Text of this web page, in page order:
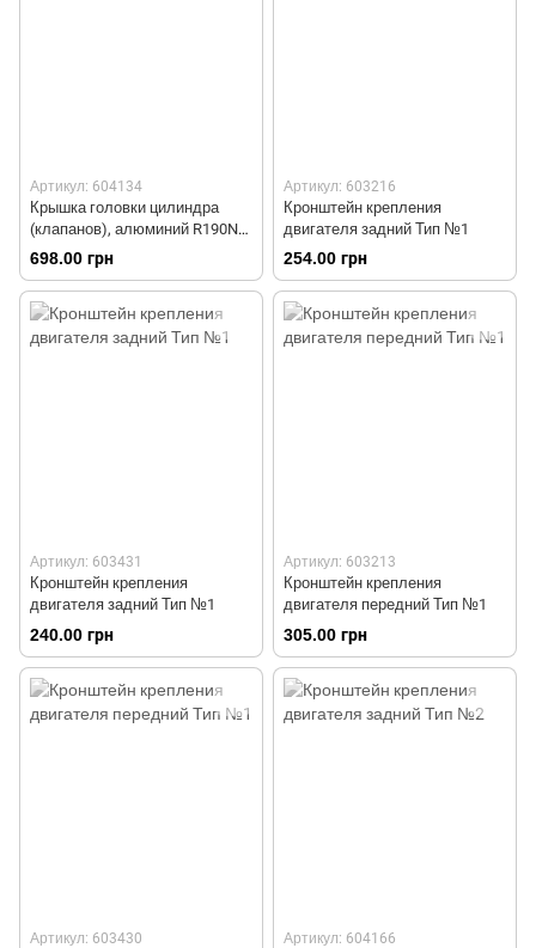
Артикул: 604134
Крышка головки цилиндра
(клапанов), алюминий R190N
Тип 1
698.00 грн
Артикул: 603216
Кронштейн крепления
двигателя задний Тип №1
254.00 грн
Артикул: 603431
Кронштейн крепления
двигателя задний Тип №1
240.00 грн
Артикул: 603213
Кронштейн крепления
двигателя передний Тип №1
305.00 грн
Артикул: 603430 Артикул: 604166